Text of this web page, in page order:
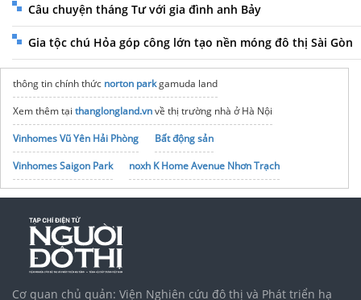
Câu chuyện tháng Tư với gia đình anh Bảy
Gia tộc chú Hỏa góp công lớn tạo nền móng đô thị Sài Gòn
thông tin chính thức norton parkgamuda land
Xem thêm tại thanglongland.vnvề thị trường nhà ở Hà Nội
Vinhomes Vũ Yên Hải Phòng
Bất động sản
Vinhomes Saigon Park
noxh K Home Avenue Nhơn Trạch
Tập đoàn Bcons Group
Cơ quan chủ quản: Viện Nghiên cứu đô thị và Phát triển hạ